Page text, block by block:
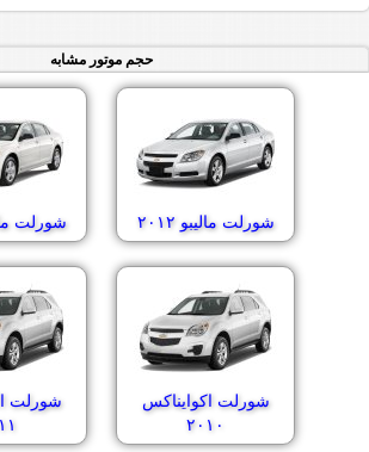
حجم موتور مشابه
شورلت مالیبو ۲۰۱۲ شورلت
شورلت اکوایناکس
۲۰۱۰
شورلت